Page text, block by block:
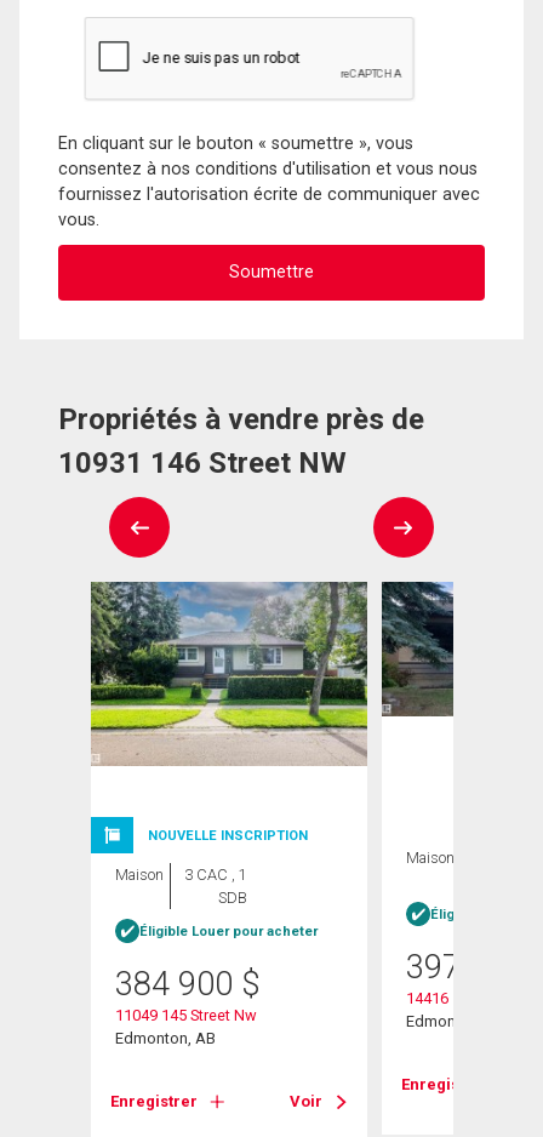
En cliquant sur le bouton « soumettre », vous
consentez à nos conditions d'utilisation et vous nous
fournissez l'autorisation écrite de communiquer avec
vous.
Propriétés à vendre près de
10931 146 Street NW
NOUVELLE INSCRIPTION
Maison
3 CAC , 1
SDB
Éligible Louer pour acheter
384 900 $
11049 145 Street Nw
Edmonton, AB
Enregistrer Voir
Maison
Éligible Louer
397 000
14416 110a
Edmonton, AB
Enregistrer